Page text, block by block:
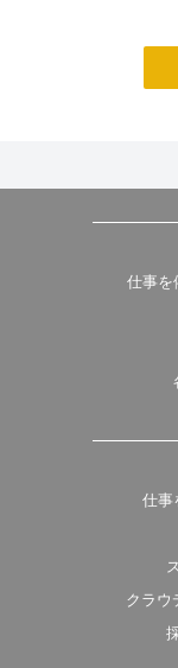
仕事を
仕事
クラウ